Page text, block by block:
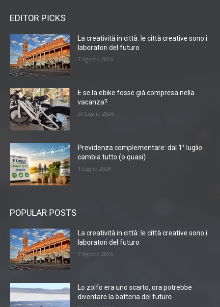
EDITOR PICKS
La creatività in città: le città creative sono i
laboratori del futuro
7 Agosto 2026
E se la ebike fosse già compresa nella
vacanza?
20 Luglio 2026
Previdenza complementare: dal 1° luglio
cambia tutto (o quasi)
1 Luglio 2026
POPULAR POSTS
La creatività in città: le città creative sono i
laboratori del futuro
7 Agosto 2026
Lo zolfo era uno scarto, ora potrebbe
diventare la batteria del futuro